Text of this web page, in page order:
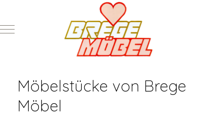
Mobile Menu Toggle
Möbelstücke von Brege
Möbel